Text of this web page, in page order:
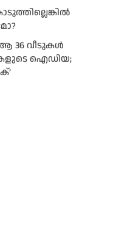
ആ 36 വീടുകൾ
ഐഡിയ;